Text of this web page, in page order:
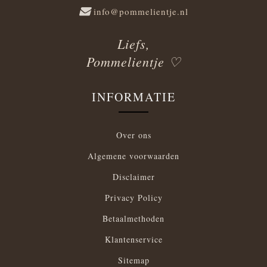
info@pommelientje.nl
Liefs,
Pommelientje ♡
INFORMATIE
Over ons
Algemene voorwaarden
Disclaimer
Privacy Policy
Betaalmethoden
Klantenservice
Sitemap